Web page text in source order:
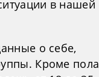
в нашей
о себе,
Кроме пола